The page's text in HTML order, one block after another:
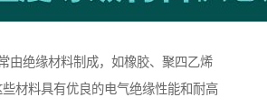
由绝缘材料制成，如橡胶、聚四乙烯
些材料具有优良的电气绝缘性能和耐高